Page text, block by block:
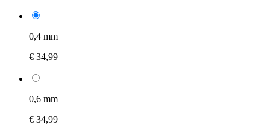
0,4 mm
€ 34,99
0,6 mm
€ 34,99